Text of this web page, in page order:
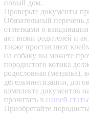
новый дом.
Проверьте документы
Обязательный перечень
отметками о
акт вязки родителей и
также проставляют
на собаку вы можете
породистого котика
родословная (метрика),
дегельминтизации,
комплекте документов
прочитать в нашей
Приобретайте